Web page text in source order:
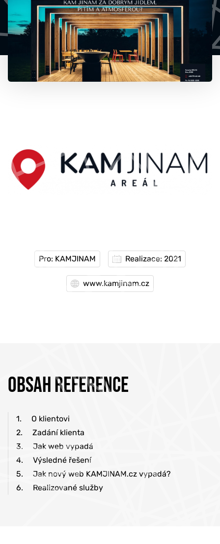
777 353 464
Pro: KAMJINAM Realizace: 2021
www.kamjinam.cz
OBSAH REFERENCE
1.
O klientovi
2.
Zadání klienta
3.
Jak web vypadá
4.
Výsledné řešení
5.
Jak nový web KAMJINAM.cz vypadá?
6.
Realizované služby